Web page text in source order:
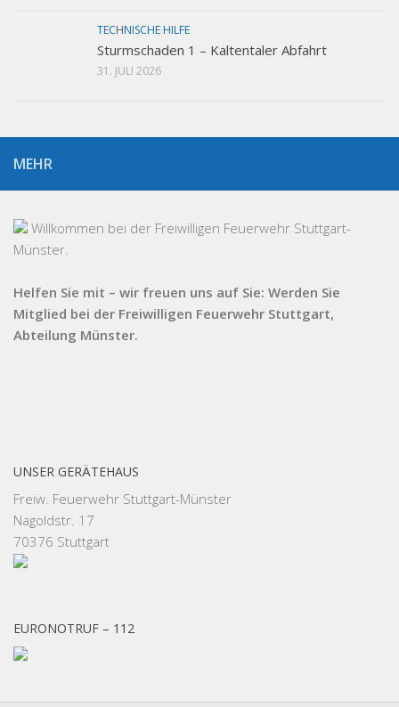
TECHNISCHE HILFE
Sturmschaden 1 – Kaltentaler Abfahrt
31. JULI 2026
MEHR
Willkommen bei der Freiwilligen Feuerwehr Stuttgart-
Münster.
Helfen Sie mit – wir freuen uns auf Sie: Werden Sie
Mitglied bei der Freiwilligen Feuerwehr Stuttgart,
Abteilung Münster.
UNSER GERÄTEHAUS
Freiw. Feuerwehr Stuttgart-Münster
Nagoldstr. 17
70376 Stuttgart
EURONOTRUF – 112